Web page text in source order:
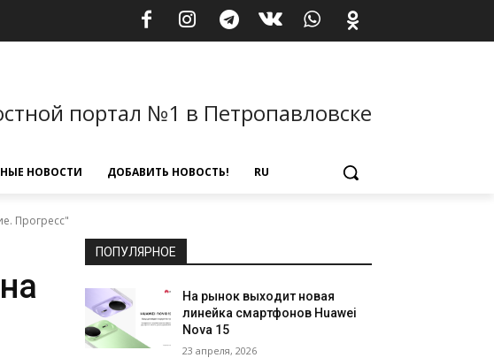
портал №1 в Петропавловске
НОВОСТИ ДОБАВИТЬ НОВОСТЬ! RU
Прогресс"
ПОПУЛЯРНОЕ
На рынок выходит новая
линейка смартфонов Huawei
Nova 15
23 апреля, 2026